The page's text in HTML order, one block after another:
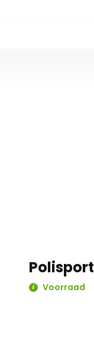
Voorraad